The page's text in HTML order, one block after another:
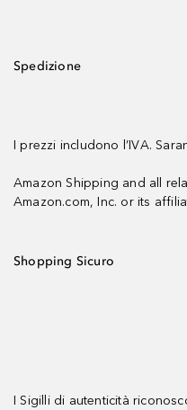
Spedizione
I prezzi includono l’IVA.
Amazon Shipping and all
Amazon.com, Inc. or its
Shopping Sicuro
I Sigilli di autenticità